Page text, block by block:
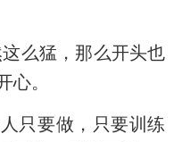
么猛，那么开头也
心。
只要做，只要训练